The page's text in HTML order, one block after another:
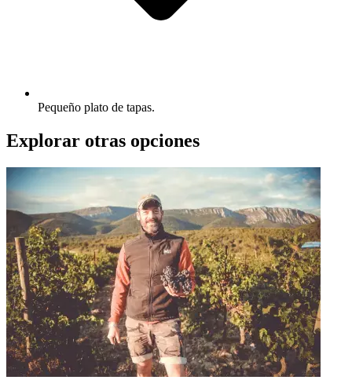
Pequeño plato de tapas.
Explorar otras opciones